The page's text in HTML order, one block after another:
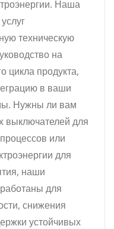
Наша
техническую
на
цикла продукта,
в ваши
Нужны ли вам
выключателей для
или
для
наши
для
снижения
устойчивых